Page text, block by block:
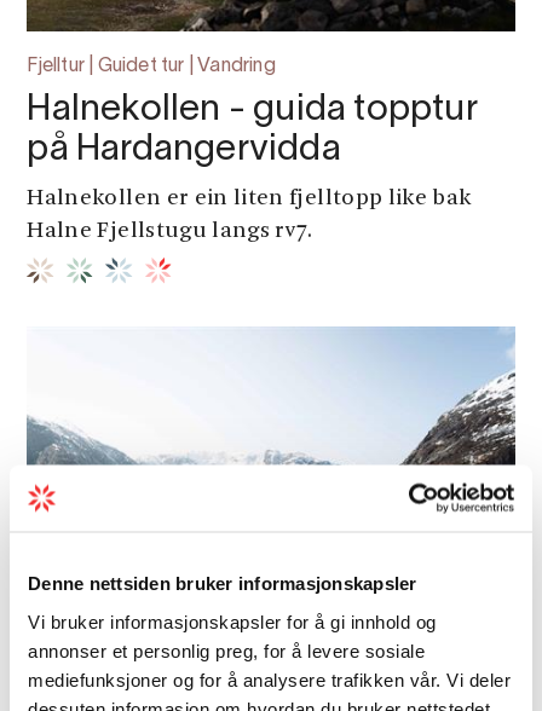
Denne nettsiden bruker informasjonskapsler
Vi bruker informasjonskapsler for å gi innhold og
annonser et personlig preg, for å levere sosiale
mediefunksjoner og for å analysere trafikken vår. Vi deler
Fjelltur | Guidet tur | Vandring
Halnekollen - guida topptur
på Hardangervidda
Halnekollen er ein liten fjelltopp like bak
Halne Fjellstugu langs rv7.